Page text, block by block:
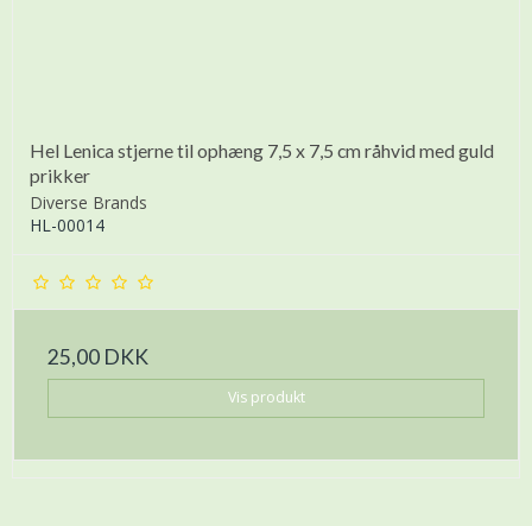
Hel Lenica stjerne til ophæng 7,5 x 7,5 cm råhvid med guld
prikker
Diverse Brands
HL-00014
25,00 DKK
Vis produkt